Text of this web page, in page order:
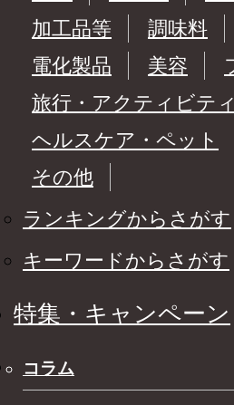
加工品等
調味料
電化製品
美容
旅行・アクティビティ
ヘルスケア・ペット
その他
ランキングからさがす
キーワードからさがす
特集・キャンペーン
コラム